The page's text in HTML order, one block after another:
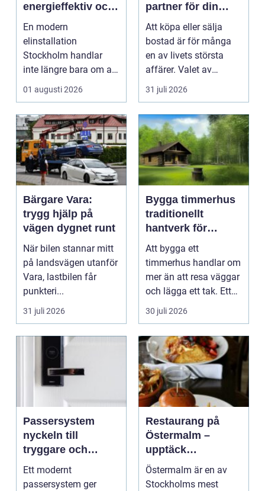
energieffektiv och
framtidssäker el i
företagslokaler
En modern
elinstallation
Stockholm handlar
inte längre bara om att
få belysning och uttag
på rätt pl...
01 augusti 2026
partner för din
bostadsaffär
Att köpa eller sälja
bostad är för många
en av livets största
affärer. Valet av
mäklare Värnamo
påve...
31 juli 2026
Bärgare Vara:
trygg hjälp på
vägen dygnet runt
När bilen stannar mitt
på landsvägen utanför
Vara, lastbilen får
punkteri...
31 juli 2026
Bygga timmerhus
traditionellt
hantverk för
moderna behov
Att bygga ett
timmerhus handlar om
mer än att resa väggar
och lägga ett tak. Ett
timmerhus är ett lå...
30 juli 2026
Passersystem
nyckeln till
tryggare och
smidigare tillträde
Ett modernt
passersystem ger
Restaurang på
Östermalm –
upptäck
matupplevelser i
en av Stockholms
Östermalm är en av
Stockholms mest